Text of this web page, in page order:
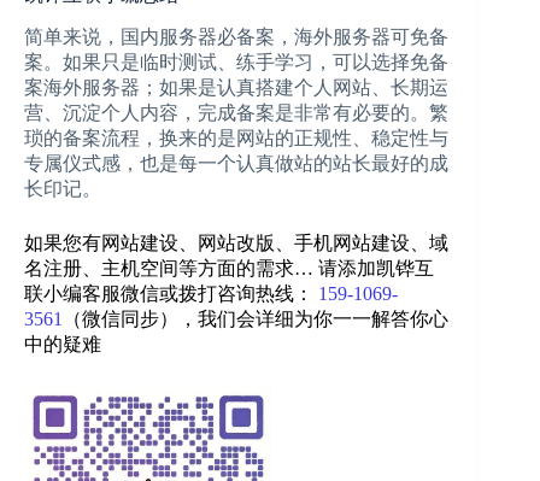
简单来说，国内服务器必备案，海外服务器可免备
案。如果只是临时测试、练手学习，可以选择免备
案海外服务器；如果是认真搭建个人网站、长期运
营、沉淀个人内容，完成备案是非常有必要的。繁
琐的备案流程，换来的是网站的正规性、稳定性与
专属仪式感，也是每一个认真做站的站长最好的成
长印记。
如果您有网站建设、网站改版、手机网站建设、域
名注册、主机空间等方面的需求… 请添加凯铧互
联小编客服微信或拨打咨询热线： 159-1069-
3561 （微信同步）
，我们会详细为你一一解答你心
中的疑难